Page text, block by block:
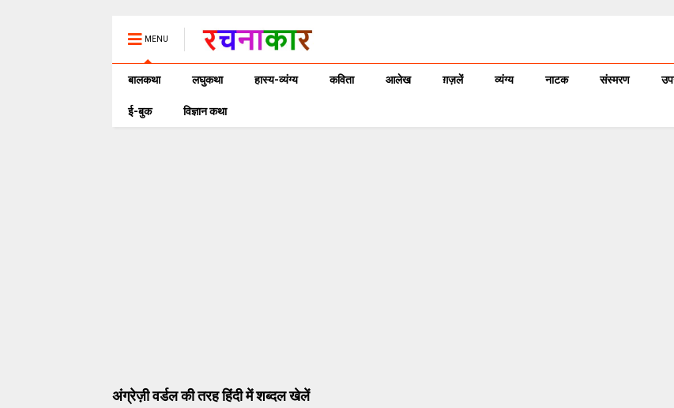
MENU
बालकथा लघुकथा हास्य-व्यंग्य कविता आलेख ग़ज़लें व्यंग्य नाटक संस्मरण
ई-बुक विज्ञान कथा
अंग्रेज़ी वर्डल की तरह हिंदी में शब्दल खेलें